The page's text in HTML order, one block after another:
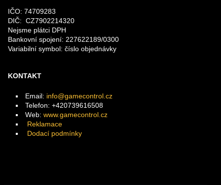
IČO: 74709283
DIČ: CZ7902214320
Nejsme plátci DPH
Bankovní spojení: 227622189/0300
Variabilní symbol: číslo objednávky
KONTAKT
Email: info@gamecontrol.cz
Telefon: +420739616508
Web: www.gamecontrol.cz
Reklamace
Dodací podmínky